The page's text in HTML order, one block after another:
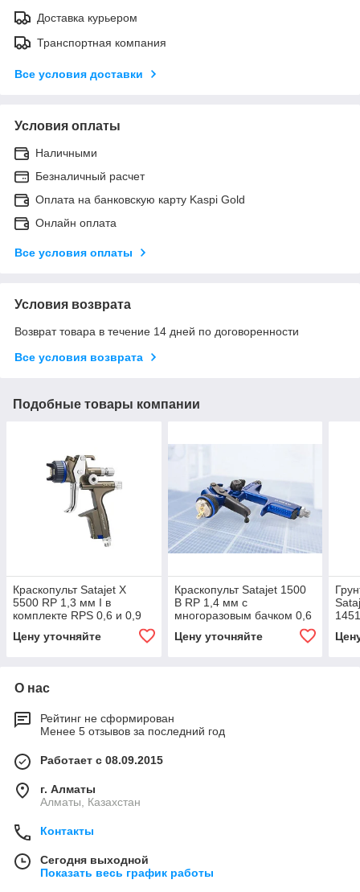
Доставка курьером
Транспортная компания
Все условия доставки
Условия оплаты
Наличными
Безналичный расчет
Оплата на банковскую карту Kaspi Gold
Онлайн оплата
Все условия оплаты
Условия возврата
Возврат товара в течение 14 дней по договоренности
Все условия возврата
Подобные товары компании
Краскопульт Satajet X
5500 RP 1,3 мм I в
комплекте RPS 0,6 и 0,9
соединением (1061564)
Цену уточняйте
Краскопульт Satajet 1500
B RP 1,4 мм с
многоразовым бачком 0,6
Цену уточняйте
О нас
Рейтинг не сформирован
Менее 5 отзывов за последний год
Работает с 08.09.2015
г. Алматы
Алматы, Казахстан
Контакты
Сегодня выходной
Показать весь график работы